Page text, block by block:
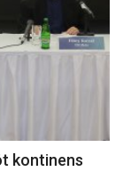
kontinens